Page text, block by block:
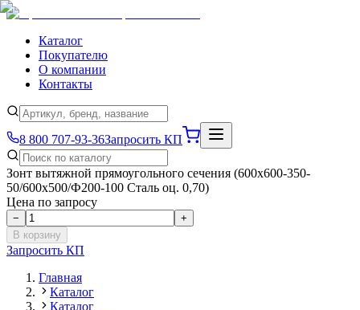
Каталог
Покупателю
О компании
Контакты
8 800 707-93-36Запросить КП
Зонт вытяжной прямоугольного сечения (600x600-350-
50/600x500/Ф200-100 Сталь оц. 0,70)
Цена по запросу
−
+
В корзину
Запросить КП
Главная
Каталог
Каталог